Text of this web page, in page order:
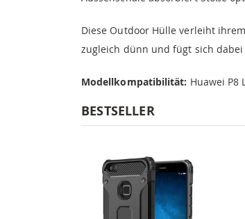
Diese Outdoor Hülle verleiht
zugleich dünn und fügt sich
Modellkompatibilität: Huawei P8
BESTSELLER